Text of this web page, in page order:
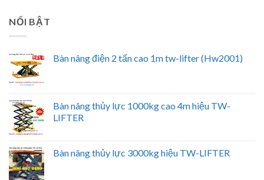
NỔI BẬT
Bàn nâng điện 2 tấn cao 1m tw-lifter (Hw2001)
Bàn nâng thủy lực 1000kg cao 4m hiệu TW-
LIFTER
Bàn nâng thủy lực 3000kg hiệu TW-LIFTER